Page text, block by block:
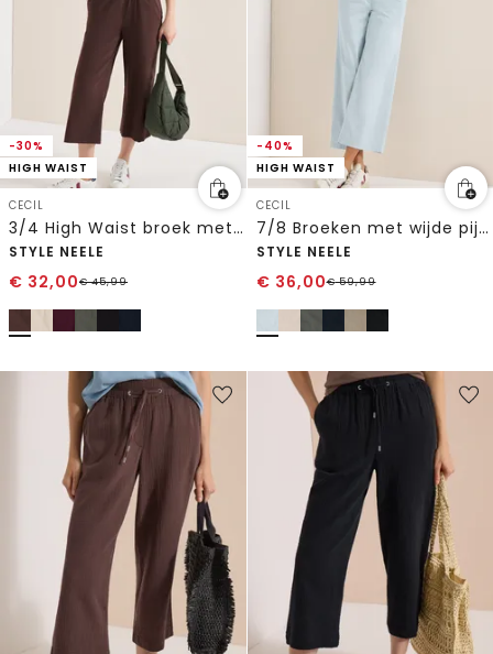
-30%
HIGH WAIST
CECIL
3/4 High Waist broek met wijde pijpen in Loose Fit
STYLE NEELE
€ 32,00€45,99
-40%
HIGH WAIST
CECIL
7/8 Broeken met wijde pijpen
STYLE NEELE
€ 36,00€59,99